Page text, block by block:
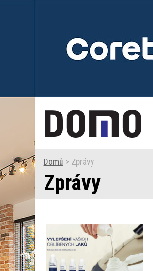
Domů > Zprávy
Zprávy